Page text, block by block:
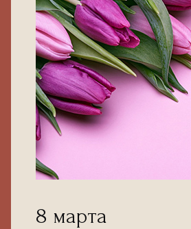
8 марта